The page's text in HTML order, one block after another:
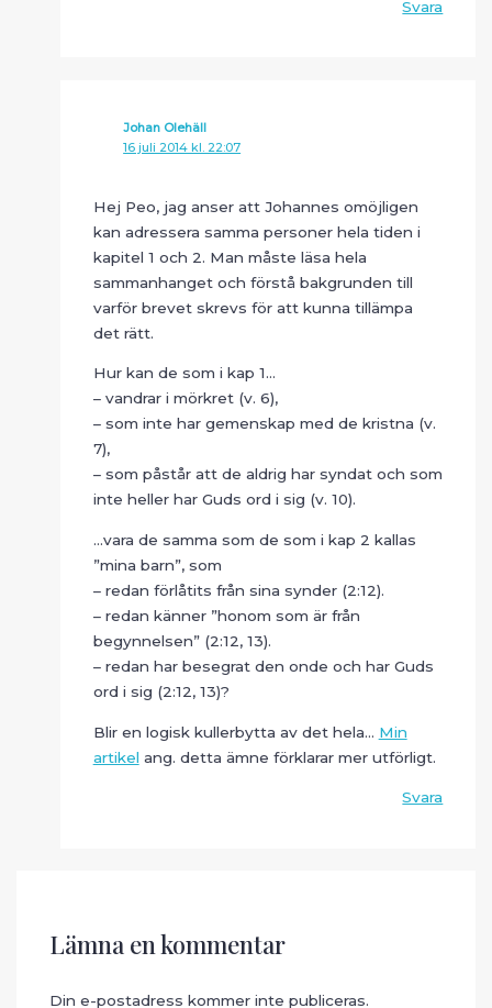
Svara
Johan Olehäll
16 juli 2014 kl. 22:07
Hej Peo, jag anser att Johannes omöjligen
kan adressera samma personer hela tiden i
kapitel 1 och 2. Man måste läsa hela
sammanhanget och förstå bakgrunden till
varför brevet skrevs för att kunna tillämpa
det rätt.
Hur kan de som i kap 1…
– vandrar i mörkret (v. 6),
– som inte har gemenskap med de kristna (v.
7),
– som påstår att de aldrig har syndat och som
inte heller har Guds ord i sig (v. 10).
…vara de samma som de som i kap 2 kallas
”mina barn”, som
– redan förlåtits från sina synder (2:12).
– redan känner ”honom som är från
begynnelsen” (2:12, 13).
– redan har besegrat den onde och har Guds
ord i sig (2:12, 13)?
Blir en logisk kullerbytta av det hela… Min
artikel ang. detta ämne förklarar mer utförligt.
Svara
Lämna en kommentar
Din e-postadress kommer inte publiceras.